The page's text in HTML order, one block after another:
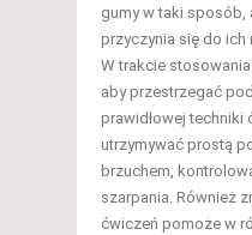
gumy w taki sposób,
przyczynia się do ich
W trakcie
aby przestrzegać
prawidłowej techniki
utrzymywać prostą
brzuchem,
szarpania. Również
ćwiczeń pomoże w